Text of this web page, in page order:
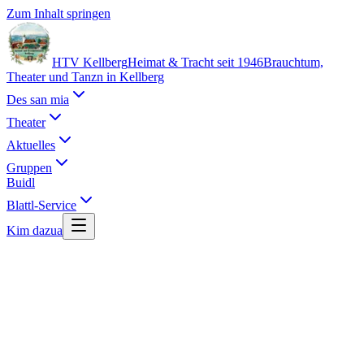
Zum Inhalt springen
HTV KellbergHeimat & Tracht seit 1946Brauchtum,
Theater und Tanzn in Kellberg
Des san mia
Theater
Aktuelles
Gruppen
Buidl
Blattl-Service
Kim dazua